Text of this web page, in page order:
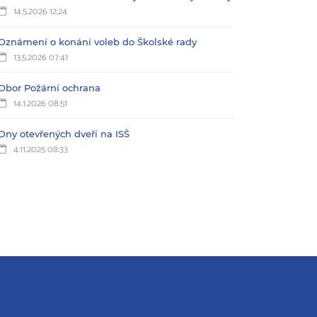
14.5.2026 12:24
o konání voleb do Školské rady
13.5.2026 07:41
Požární ochrana
14.1.2026 08:51
otevřených dveří na ISŠ
4.11.2025 08:33